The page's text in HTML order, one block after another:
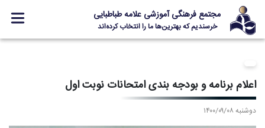
مجتمع فرهنگی آموزشی علامه طباطبایی
خرسندیم که بهترین‌ها ما را انتخاب کرده‌اند
ثبت نام
مدارس
جشنواره ها
اعلام برنامه و بودجه بندی امتحانات نوبت اول
دوشنبه ۱۴۰۰/۰۹/۰۸